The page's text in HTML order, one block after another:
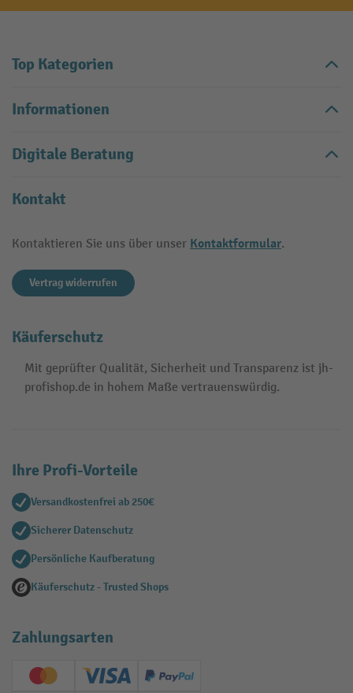
Top Kategorien
Informationen
Digitale Beratung
Kontakt
Kontaktieren Sie uns über unser Kontaktformular.
Vertrag widerrufen
Käuferschutz
Mit geprüfter Qualität, Sicherheit und Transparenz ist jh-
profishop.de in hohem Maße vertrauenswürdig.
Ihre Profi-Vorteile
Versandkostenfrei ab 250€
Sicherer Datenschutz
Persönliche Kaufberatung
Käuferschutz - Trusted Shops
Zahlungsarten
Creditcard (Master)Creditcard (Visa)
PayPal